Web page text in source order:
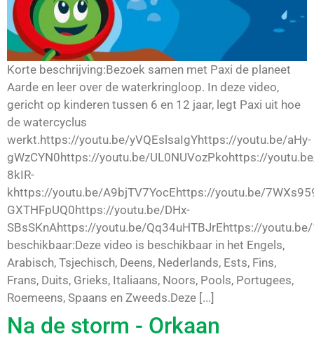
Korte beschrijving:Bezoek samen met Paxi de planeet
Aarde en leer over de waterkringloop. In deze video,
gericht op kinderen tussen 6 en 12 jaar, legt Paxi uit hoe
de watercyclus
werkt.https://youtu.be/yVQEslsaIgYhttps://youtu.be/aHy-
gWzCYN0https://youtu.be/UL0NUVozPkohttps://
8kIR-
khttps://youtu.be/A9bjTV7YocEhttps://youtu.be/
GXTHFpUQ0https://youtu.be/DHx-
SBsSKnAhttps://youtu.be/Qq34uHTBJrEhttps://
beschikbaar:Deze video is beschikbaar in het Engels,
Arabisch, Tsjechisch, Deens, Nederlands, Ests, Fins,
Frans, Duits, Grieks, Italiaans, Noors, Pools, Portugees,
Roemeens, Spaans en Zweeds.Deze [...]
Na de storm - Orkaan